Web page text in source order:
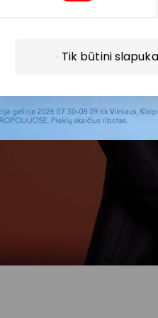
Tik būtini